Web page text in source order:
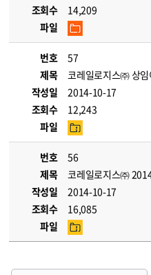
조회수
14,209
파일
번호
57
제목
코레일로지스㈜ 상
작성일
2014-10-17
조회수
12,243
파일
번호
56
제목
코레일로지스㈜
작성일
2014-10-17
조회수
16,085
파일